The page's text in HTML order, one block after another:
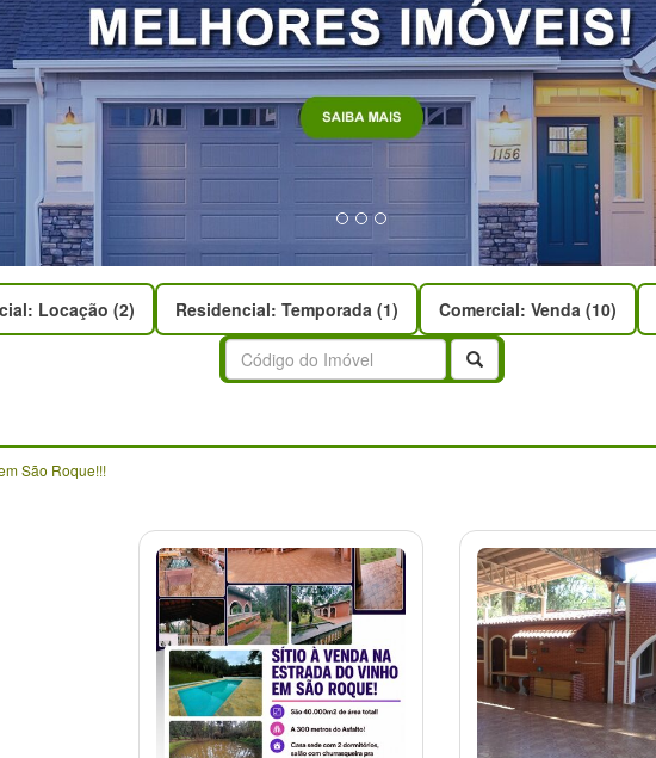
Locação (2) Residencial: Temporada (1) Comercial: Venda (10)
Buscar
São Roque!!!